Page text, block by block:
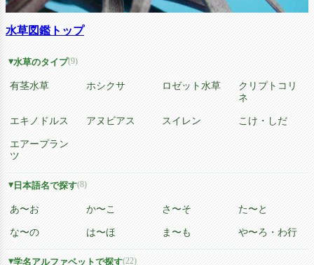
水草図鑑トップ
水草のタイプ(9)
有茎水草 ホシクサ ロゼット水草
クリプトコリ
ネ
エキノドルス アヌビアス スイレン こけ・しだ
エアープラン
ツ
日本語名で探す(8)
あ〜お か〜こ さ〜そ た〜と
な〜の は〜ほ ま〜も や〜ろ・わ行
学名アルファベットで探す(22)